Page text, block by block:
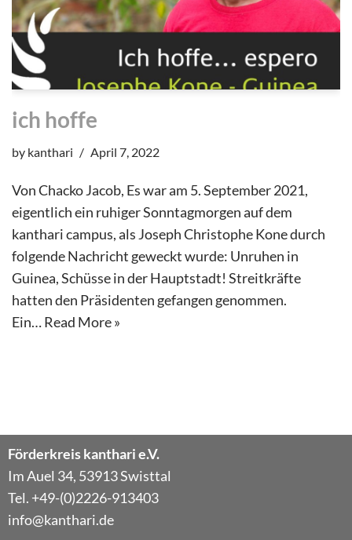
ich hoffe
by kanthari April 7, 2022
Von Chacko Jacob, Es war am 5. September 2021,
eigentlich ein ruhiger Sonntagmorgen auf dem
kanthari campus, als Joseph Christophe Kone durch
folgende Nachricht geweckt wurde: Unruhen in
Guinea, Schüsse in der Hauptstadt! Streitkräfte
hatten den Präsidenten gefangen genommen.
Ein…Read More »
Förderkreis kanthari e.V.
Im Auel 34, 53913 Swisttal
Tel. +49-(0)2226-913403
info@kanthari.de